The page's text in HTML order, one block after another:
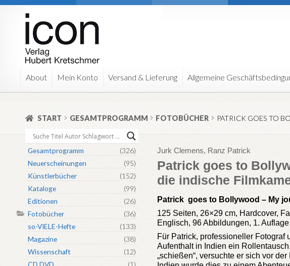
Zur
Navigation
springen
Zum
Inhalt
springen
About Mein Konto Versand & Lieferung Allgemeine
START GESAMTPROGRAMM FOTOBÜCHER PATRICK GOES TO
Jurk Clemens, Ranz Patrick
Patrick goes to
die indische
Patrick goes to Bollywood – My
125 Seiten, 26×29 cm, Hardcover,
Englisch, 96 Abbildungen, 1.
Für Patrick, professioneller Fotograf
Aufenthalt in Indien ein
„schießen“, versuchte er sich vor
Gesamtprogramm
(326)
Neuerscheinungen
(95)
Künstlerbücher
(152)
Kataloge
(99)
Editionen
(26)
Fotobücher
(36)
so-VIELE-Hefte
(133)
Magazine
(38)
Wissenschaft
(12)